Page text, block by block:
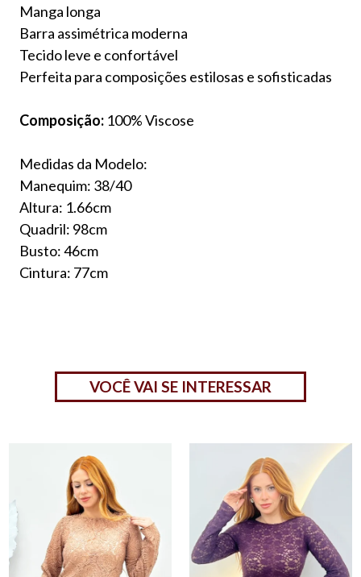
Manga longa
Barra assimétrica moderna
Tecido leve e confortável
Perfeita para composições estilosas e sofisticadas
Composição: 100% Viscose
Medidas da Modelo:
Manequim: 38/40
Altura: 1.66cm
Quadril: 98cm
Busto: 46cm
Cintura: 77cm
VOCÊ VAI SE INTERESSAR